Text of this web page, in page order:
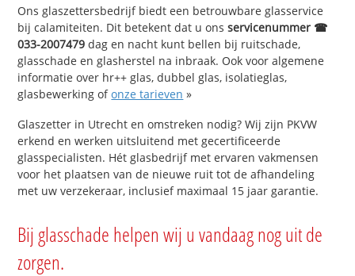
Ons glaszettersbedrijf biedt een betrouwbare glasservice
bij calamiteiten. Dit betekent dat u onsservicenummer ☎
033-2007479 dag en nacht kunt bellen bij ruitschade,
glasschade en glasherstel na inbraak. Ook voor algemene
informatie over hr++ glas, dubbel glas, isolatieglas,
glasbewerking ofonze tarieven »
Glaszetter in Utrecht en omstreken nodig? Wij zijn PKVW
erkend en werken uitsluitend met gecertificeerde
glasspecialisten. Hét glasbedrijf met ervaren vakmensen
voor het plaatsen van de nieuwe ruit tot de afhandeling
met uw verzekeraar, inclusief maximaal 15 jaar garantie.
Bij glasschade helpen wij u vandaag nog uit de
zorgen.